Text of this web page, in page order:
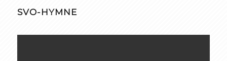
SVO-HYMNE